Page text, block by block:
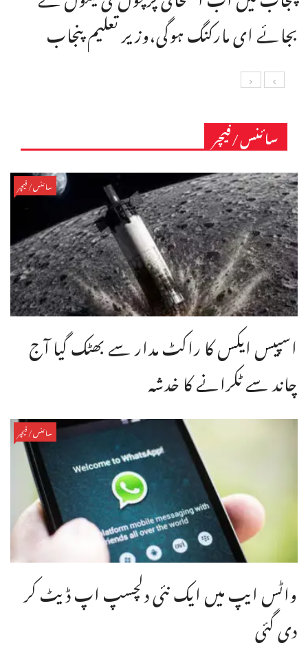
بجائے ای مارکنگ ہوگی،وزیر تعلیم پنجاب
سائنس/فیچر
سائنس/فیچر
اسپیس ایکس کا راکٹ مدار سے بھٹک گیا آج
چاند سے ٹکرانے کا خدشہ
سائنس/فیچر
واٹس ایپ میں ایک نئی دلچسپ اپ ڈیٹ کر
دی گئی